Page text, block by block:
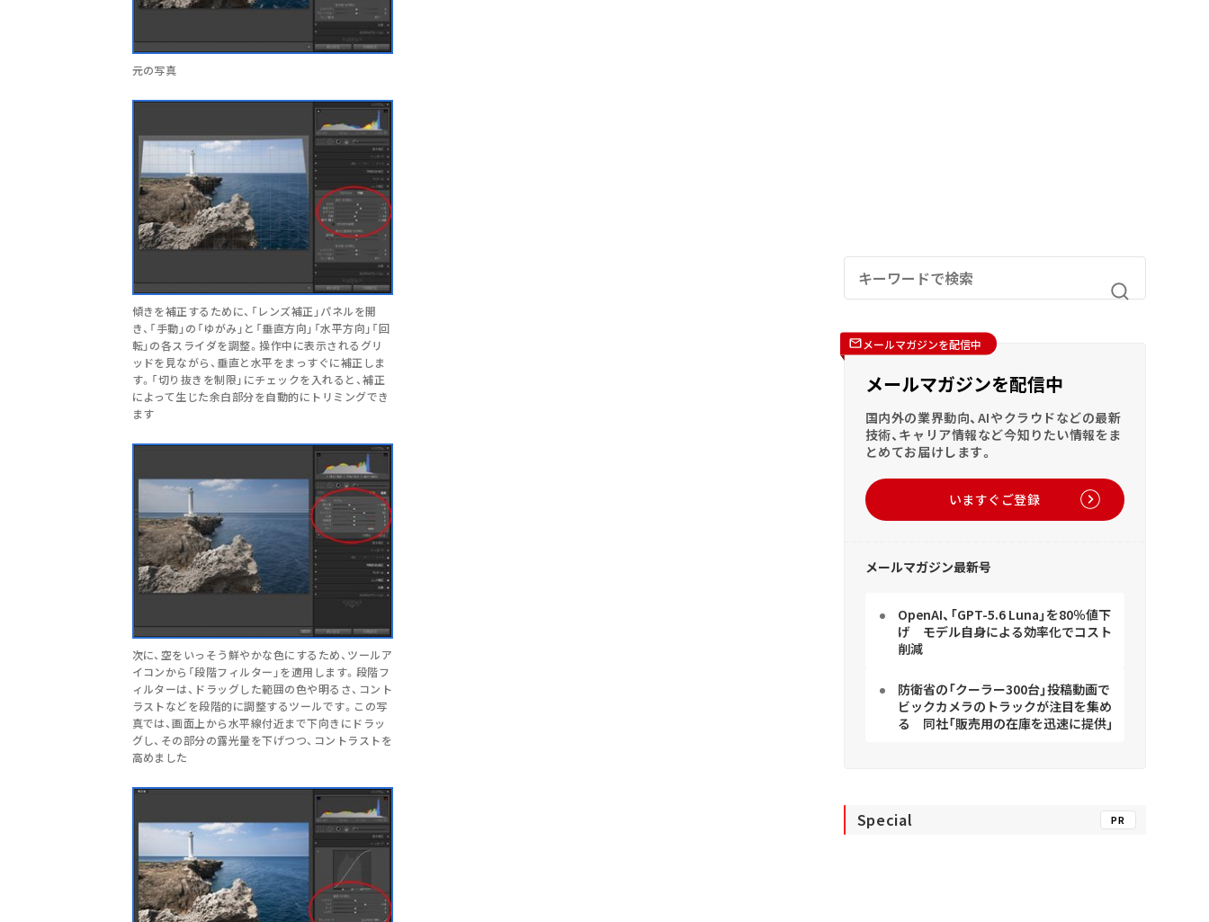
元の写真
傾きを補正するために、「レンズ補正」パネルを開
き、「手動」の「ゆがみ」と「垂直方向」「水平方向」「回
転」の各スライダを調整。操作中に表示されるグリ
ッドを見ながら、垂直と水平をまっすぐに補正しま
す。「切り抜きを制限」にチェックを入れると、補正
によって生じた余白部分を自動的にトリミングでき
ます
次に、空をいっそう鮮やかな色にするため、ツールア
イコンから「段階フィルター」を適用します。段階フ
ィルターは、ドラッグした範囲の色や明るさ、コント
ラストなどを段階的に調整するツールです。この写
真では、画面上から水平線付近まで下向きにドラッ
グし、その部分の露光量を下げつつ、コントラストを
高めました
メールマガジンを配信中
メールマガジンを配信中
国内外の業界動向、AIやクラウドなどの最新
技術、キャリア情報など今知りたい情報をま
とめてお届けします。
いますぐご登録
メールマガジン最新号
OpenAI、「GPT-5.6 Luna」を80％値下
げ モデル自身による効率化でコスト
削減
防衛省の「クーラー300台」投稿動画で
ビックカメラのトラックが注目を集め
る 同社「販売用の在庫を迅速に提供」
Special PR